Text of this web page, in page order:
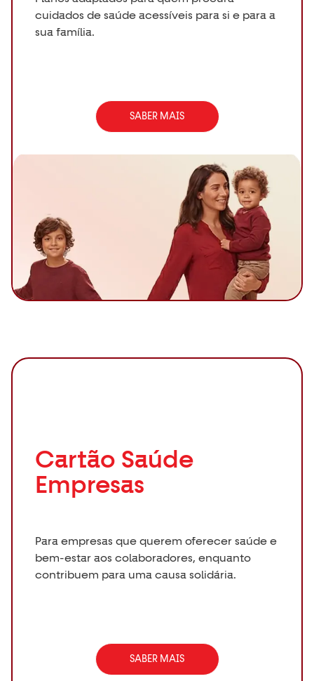
cuidados de saúde acessíveis para si e para a
sua família.
SABER MAIS
Cartão Saúde
Empresas
Para empresas que querem oferecer saúde e
bem-estar aos colaboradores, enquanto
contribuem para uma causa solidária.
SABER MAIS